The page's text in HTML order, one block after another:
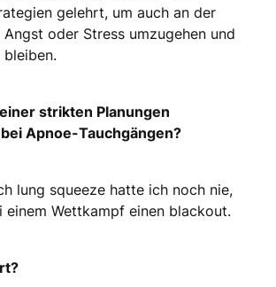
gelehrt, um auch an der
oder Stress umzugehen und
strikten Planungen
Apnoe-Tauchgängen?
lung squeeze hatte ich noch nie,
einem Wettkampf einen blackout.